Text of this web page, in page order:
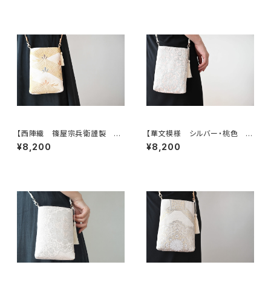
【西陣織 篠屋宗兵衛謹製 若
松模様 ゴールド シルク帯リ
メイク スマホショルダーバッ
¥8,200
【華文模様 シルバー・桃色 シ
ルク帯リメイク スマホショルダ
ーバッグ】日常使い、お呼ばれの
¥8,200